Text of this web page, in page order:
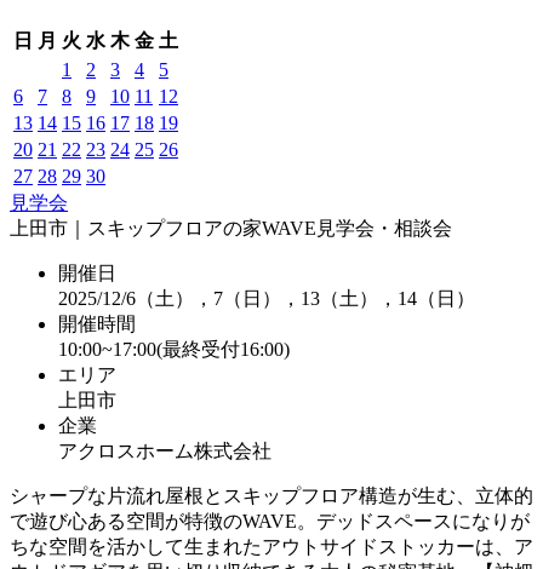
日 月 火 水 木 金 土
1
2 3 4
5
6
7 8 9 10 11 12
13 14 15 16 17 18 19
20 21 22 23 24 25 26
27 28 29 30
見学会
上田市｜スキップフロアの家WAVE見学会・相談会
開催日
2025/12/6（土），7（日），13（土），14（日）
開催時間
10:00~17:00(最終受付16:00)
エリア
上田市
企業
アクロスホーム株式会社
シャープな片流れ屋根とスキップフロア構造が生む、立体的
で遊び心ある空間が特徴のWAVE。デッドスペースになりが
ちな空間を活かして生まれたアウトサイドストッカーは、ア